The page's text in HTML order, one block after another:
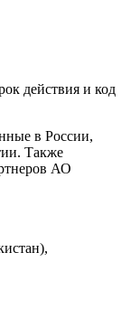
действия и код
в России,
Также
АО